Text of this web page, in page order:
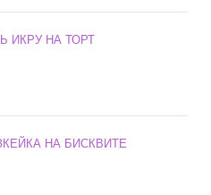
ИКРУ НА ТОРТ
НА БИСКВИТЕ